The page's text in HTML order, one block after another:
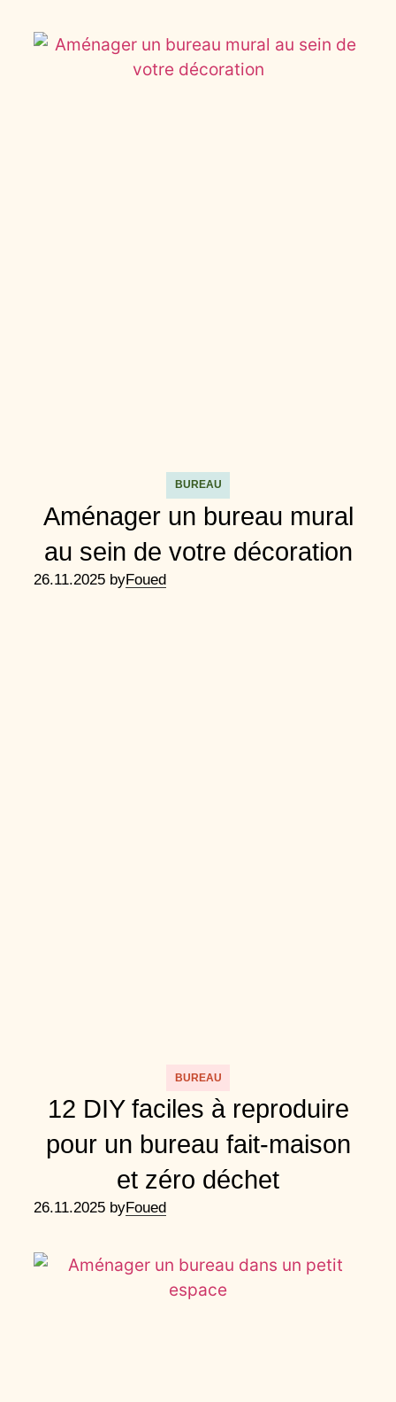
BUREAU
Aménager un bureau mural
au sein de votre décoration
26.11.2025 byFoued
BUREAU
12 DIY faciles à reproduire
pour un bureau fait-maison
et zéro déchet
26.11.2025 byFoued